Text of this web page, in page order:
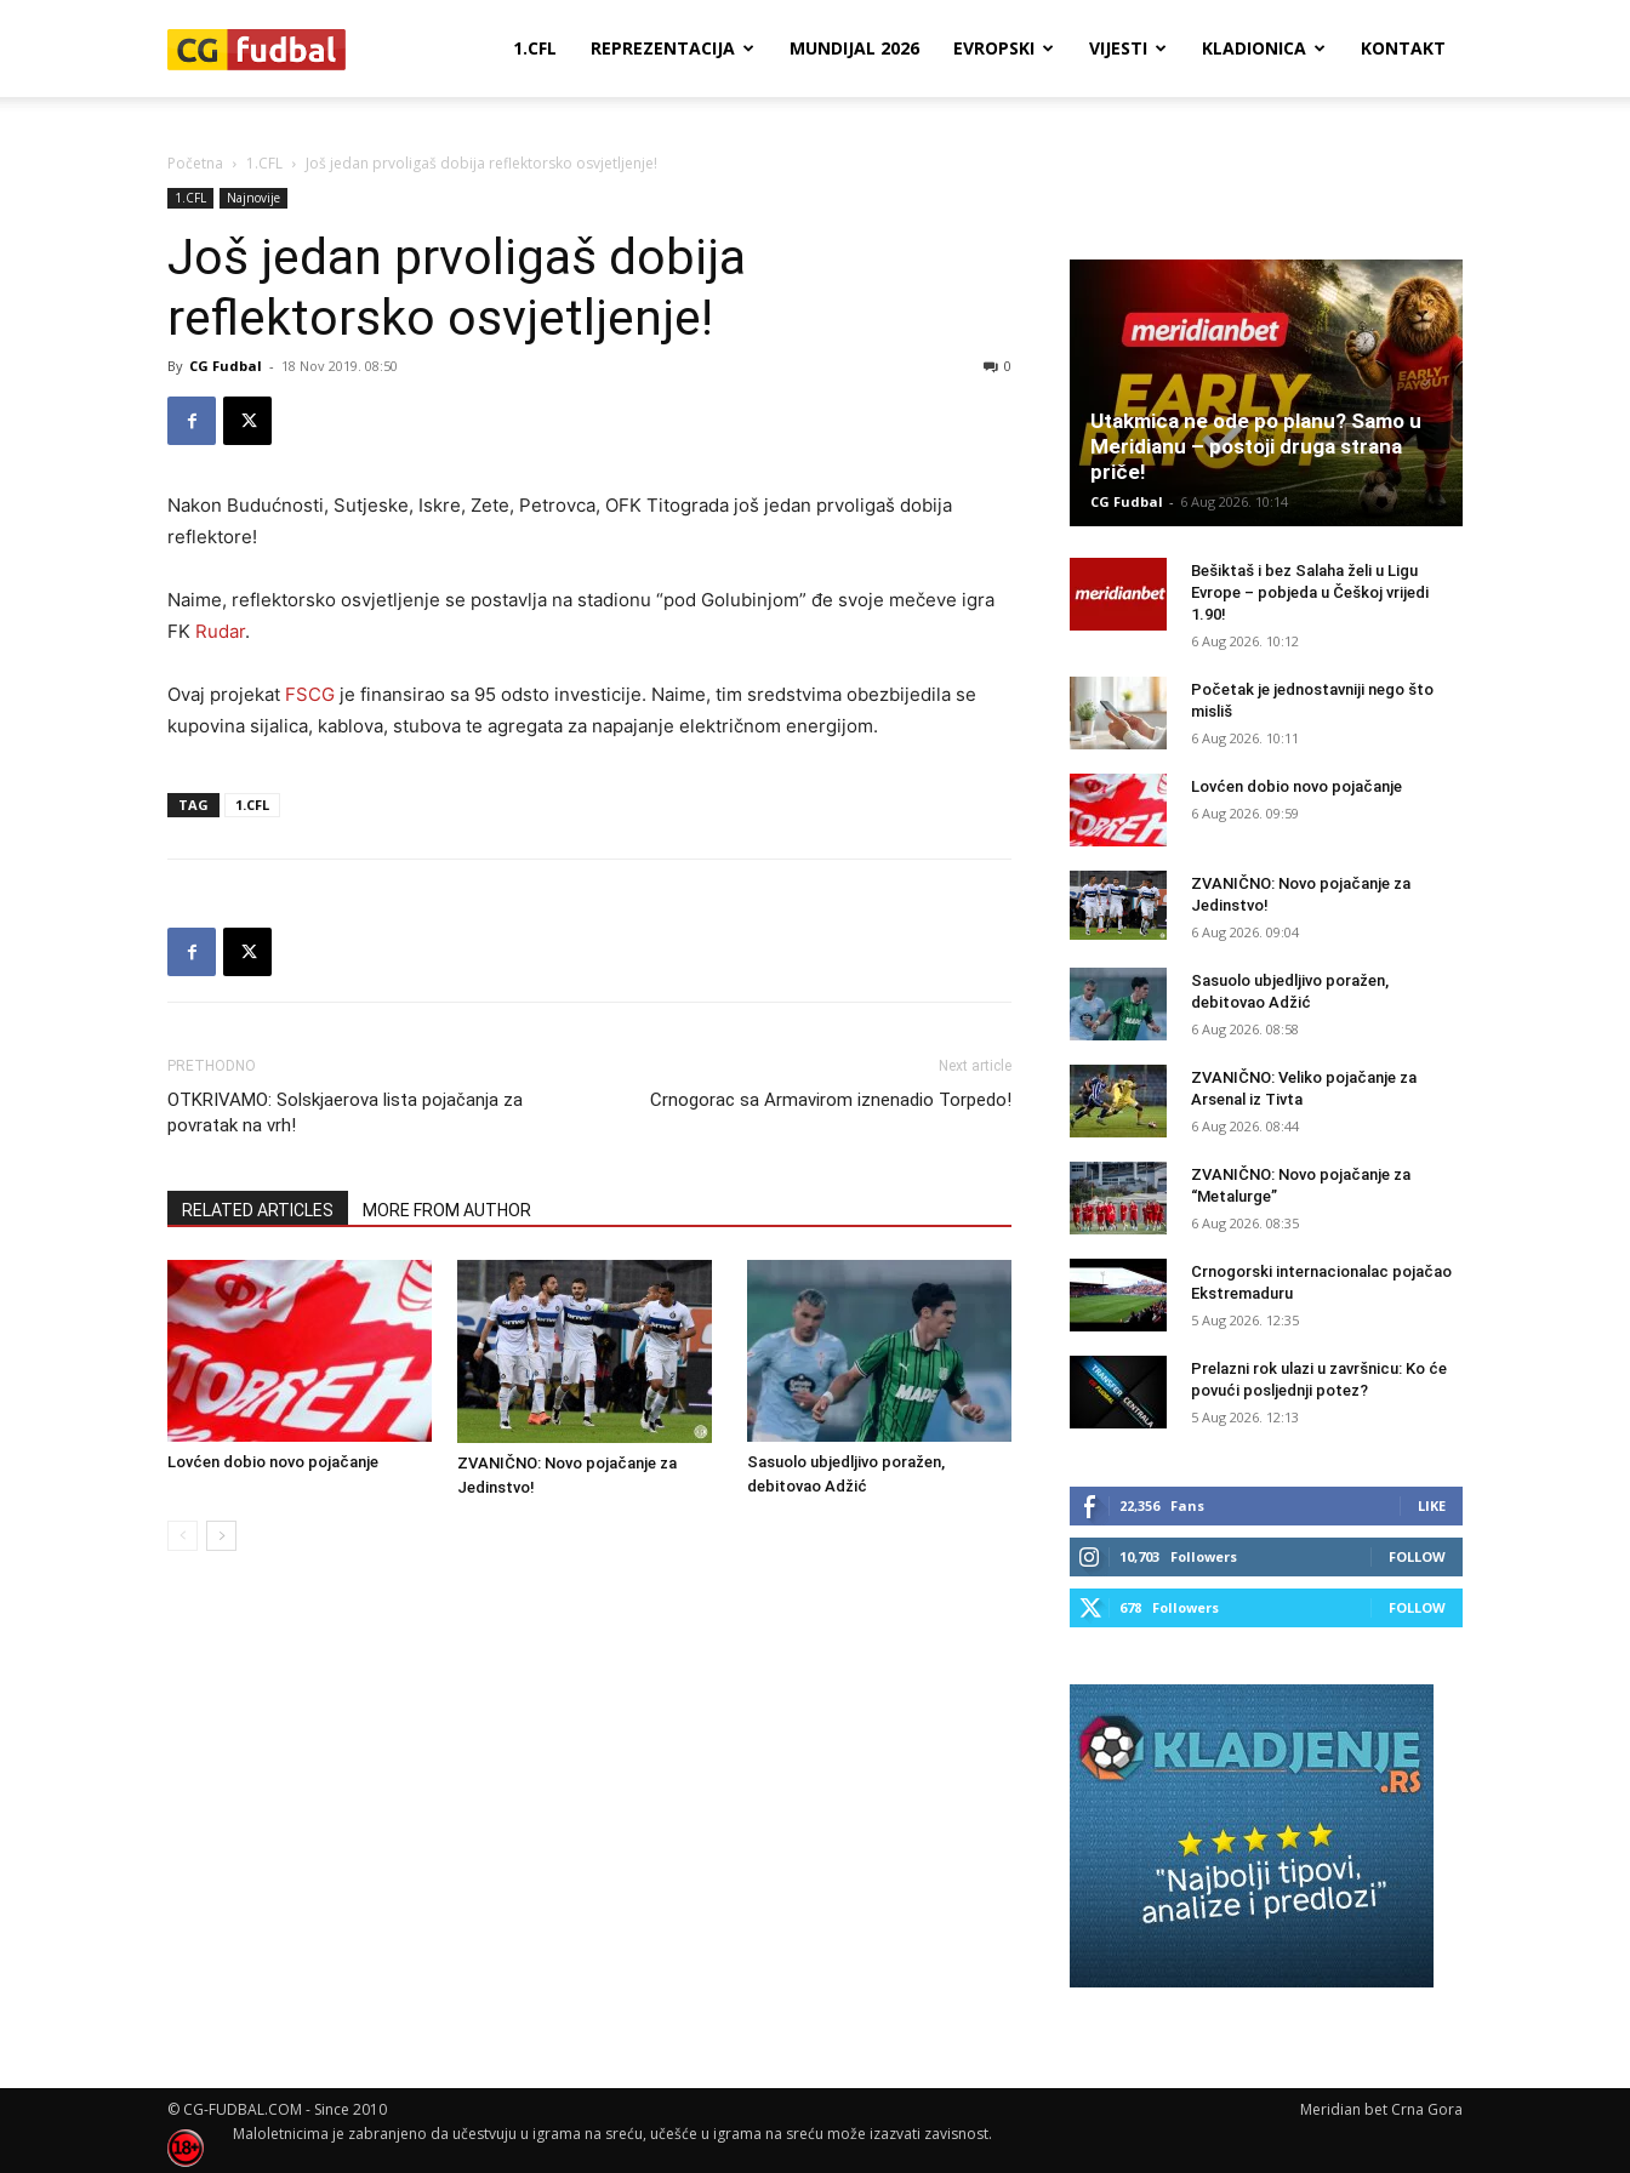
1.CFL REPREZENTACIJA MUNDIJAL 2026 EVROPSKI VIJESTI KLADIONICA KONTAKT
Početna 1.CFL Još jedan prvoligaš dobija reflektorsko osvjetljenje!
1.CFL Najnovije
Još jedan prvoligaš dobija
reflektorsko osvjetljenje!
By CG Fudbal - 18 Nov 2019. 08:50 0
Nakon Budućnosti, Sutjeske, Iskre, Zete, Petrovca, OFK Titograda još jedan prvoligaš dobija
reflektore!
Naime, reflektorsko osvjetljenje se postavlja na stadionu “pod Golubinjom” đe svoje mečeve igra
FK Rudar.
Ovaj projekat FSCG je finansirao sa 95 odsto investicije. Naime, tim sredstvima obezbijedila se
kupovina sijalica, kablova, stubova te agregata za napajanje električnom energijom.
TAG 1.CFL
PRETHODNO
OTKRIVAMO: Solskjaerova lista pojačanja za
povratak na vrh!
Next article
Crnogorac sa Armavirom iznenadio Torpedo!
RELATED ARTICLES MORE FROM AUTHOR
Lovćen dobio novo pojačanje
ZVANIČNO: Novo pojačanje za
Jedinstvo!
Sasuolo ubjedljivo poražen,
debitovao Adžić
Utakmica ne ode po planu? Samo u
Meridianu – postoji druga strana
priče!
CG Fudbal - 6 Aug 2026. 10:14
Bešiktaš i bez Salaha želi u Ligu
Evrope – pobjeda u Češkoj vrijedi
1.90!
6 Aug 2026. 10:12
Početak je jednostavniji nego što
misliš
6 Aug 2026. 10:11
Lovćen dobio novo pojačanje
6 Aug 2026. 09:59
ZVANIČNO: Novo pojačanje za
Jedinstvo!
6 Aug 2026. 09:04
Sasuolo ubjedljivo poražen,
debitovao Adžić
6 Aug 2026. 08:58
ZVANIČNO: Veliko pojačanje za
Arsenal iz Tivta
6 Aug 2026. 08:44
ZVANIČNO: Novo pojačanje za
“Metalurge”
6 Aug 2026. 08:35
Crnogorski internacionalac pojačao
Ekstremaduru
5 Aug 2026. 12:35
Prelazni rok ulazi u završnicu: Ko će
povući posljednji potez?
5 Aug 2026. 12:13
22,356 Fans LIKE
10,703 Followers FOLLOW
678 Followers FOLLOW
Meridian bet Crna Gora
© CG-FUDBAL.COM - Since 2010
Maloletnicima je zabranjeno da učestvuju u igrama na sreću, učešće u igrama na sreću može izazvati zavisnost.